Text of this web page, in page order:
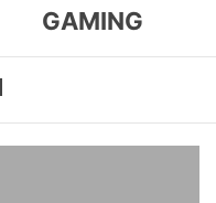
GAMING